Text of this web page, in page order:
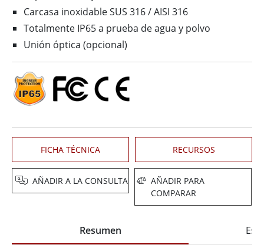
Carcasa inoxidable SUS 316 / AISI 316
Totalmente IP65 a prueba de agua y polvo
Unión óptica (opcional)
FICHA TÉCNICA RECURSOS
AÑADIR A LA CONSULTA
AÑADIR PARA
COMPARAR
Resumen